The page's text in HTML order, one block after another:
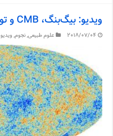
ویدیو: بیگ‌بنگ، CMB و تورم کیهانی
2018/07/04 علوم طبیعی,نجوم,ویدیو